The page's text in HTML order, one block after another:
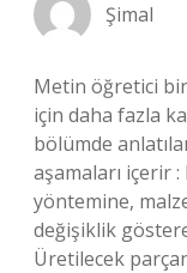
Şimal
Metin öğretici
için daha fazla
bölümde
aşamaları içerir
yöntemine,
değişiklik
Üretilecek